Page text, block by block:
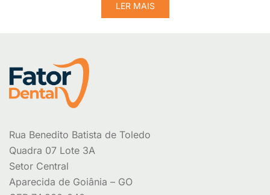
LER MAIS
Rua Benedito Batista de Toledo
Quadra 07 Lote 3A
Setor Central
Aparecida de Goiânia – GO